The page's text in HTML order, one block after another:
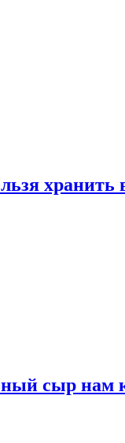
хранить
сыр нам